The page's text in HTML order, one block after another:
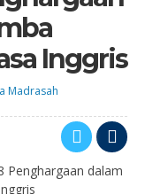
Inggris
Madrasah